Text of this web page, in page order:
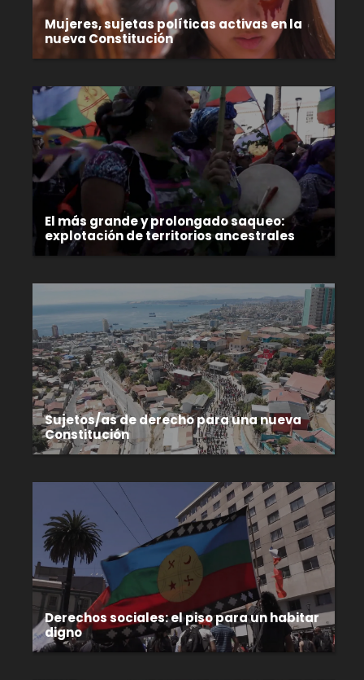
Mujeres, sujetas políticas activas en la
nueva Constitución
El más grande y prolongado saqueo:
explotación de territorios ancestrales
Sujetos/as de derecho para una nueva
Constitución
Derechos sociales: el piso para un habitar
digno